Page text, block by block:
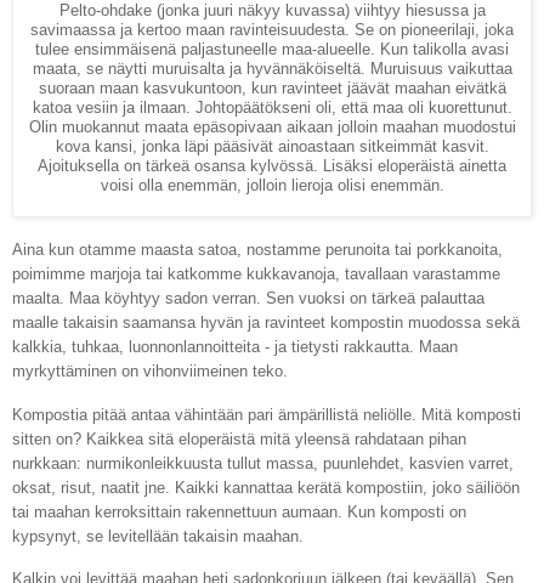
Pelto-ohdake (jonka juuri näkyy kuvassa) viihtyy hiesussa ja
savimaassa ja kertoo maan ravinteisuudesta. Se on pioneerilaji, joka
tulee ensimmäisenä paljastuneelle maa-alueelle.
Kun talikolla avasi
maata, se näytti muruisalta ja hyvännäköiseltä. Muruisuus vaikuttaa
suoraan maan kasvukuntoon, kun ravinteet jäävät maahan eivätkä
katoa vesiin ja ilmaan. Johtopäätökseni oli, että maa oli kuorettunut.
Olin muokannut maata epäsopivaan aikaan jolloin maahan muodostui
kova kansi, jonka läpi pääsivät ainoastaan sitkeimmät kasvit.
Ajoituksella on tärkeä osansa kylvössä. Lisäksi eloperäistä ainetta
voisi olla enemmän, jolloin lieroja olisi enemmän.
Aina kun otamme maasta satoa, nostamme perunoita tai porkkanoita,
poimimme marjoja tai katkomme kukkavanoja, tavallaan varastamme
maalta. Maa köyhtyy sadon verran. Sen vuoksi on tärkeä palauttaa
maalle takaisin saamansa hyvän ja ravinteet kompostin muodossa sekä
kalkkia, tuhkaa, luonnonlannoitteita - ja tietysti rakkautta. Maan
myrkyttäminen on vihonviimeinen teko.
Kompostia pitää antaa vähintään pari ämpärillistä neliölle. Mitä komposti
sitten on? Kaikkea sitä eloperäistä mitä yleensä rahdataan pihan
nurkkaan: nurmikonleikkuusta tullut massa, puunlehdet, kasvien varret,
oksat, risut, naatit jne. Kaikki kannattaa kerätä kompostiin, joko säiliöön
tai maahan kerroksittain rakennettuun aumaan. Kun komposti on
kypsynyt, se levitellään takaisin maahan.
Kalkin voi levittää maahan heti sadonkorjuun jälkeen (tai keväällä). Sen